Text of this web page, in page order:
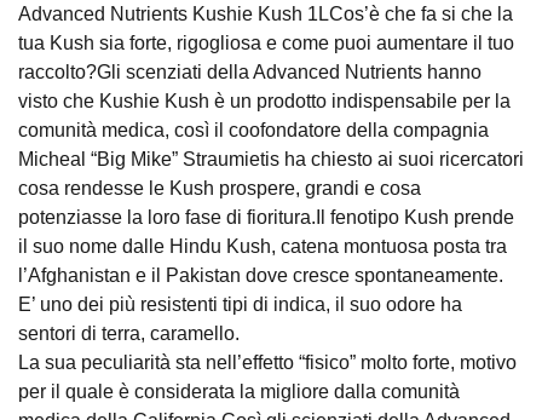
Advanced Nutrients Kushie Kush 1LCos’è che fa si che la
tua Kush sia forte, rigogliosa e come puoi aumentare il tuo
raccolto?Gli scenziati della Advanced Nutrients hanno
visto che Kushie Kush è un prodotto indispensabile per la
comunità medica, così il coofondatore della compagnia
Micheal “Big Mike” Straumietis ha chiesto ai suoi ricercatori
cosa rendesse le Kush prospere, grandi e cosa
potenziasse la loro fase di fioritura.Il fenotipo Kush prende
il suo nome dalle Hindu Kush, catena montuosa posta tra
l’Afghanistan e il Pakistan dove cresce spontaneamente.
E’ uno dei più resistenti tipi di indica, il suo odore ha
sentori di terra, caramello.
La sua peculiarità sta nell’effetto “fisico” molto forte, motivo
per il quale è considerata la migliore dalla comunità